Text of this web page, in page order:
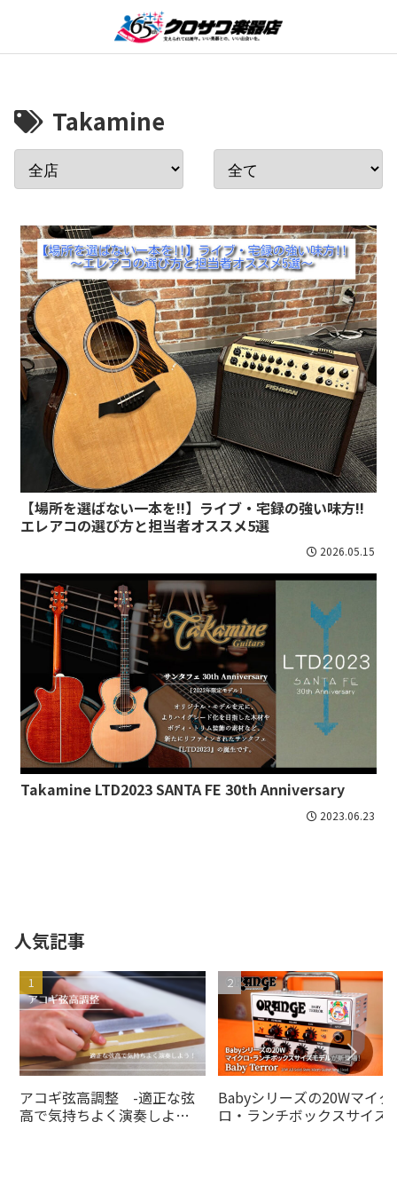
Takamine
【場所を選ばない一本を!!】ライブ・宅録の強い味方!!
エレアコの選び方と担当者オススメ5選
2026.05.15
Takamine LTD2023 SANTA FE 30th Anniversary
2023.06.23
人気記事
アコギ弦高調整 -適正な弦
高で気持ちよく演奏しよ
Babyシリーズの20Wマイク
ロ・ランチボックスサイズ